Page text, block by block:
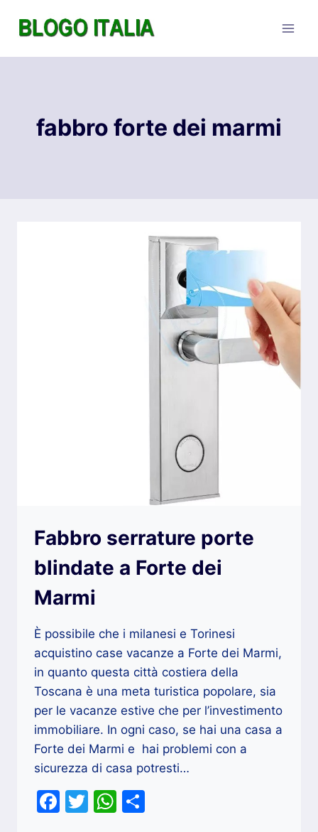
fabbro forte dei marmi
Fabbro serrature porte
blindate a Forte dei
Marmi
È possibile che i milanesi e Torinesi
acquistino case vacanze a Forte dei Marmi,
in quanto questa città costiera della
Toscana è una meta turistica popolare, sia
per le vacanze estive che per l’investimento
immobiliare. In ogni caso, se hai una casa a
Forte dei Marmi e hai problemi con a
sicurezza di casa potresti…
Facebook
TwitterWhatsApp